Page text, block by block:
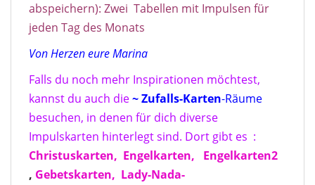
abspeichern): Zwei Tabellen mit Impulsen für
jeden Tag des Monats
Von Herzen eure Marina
Falls du noch mehr Inspirationen möchtest,
kannst du auch die~ Zufalls-Karten-Räume
besuchen, in denen für dich diverse
Impulskarten hinterlegt sind. Dort gibt es :
Christuskarten, Engelkarten,
Engelkarten2
, Gebetskarten, Lady-Nada-